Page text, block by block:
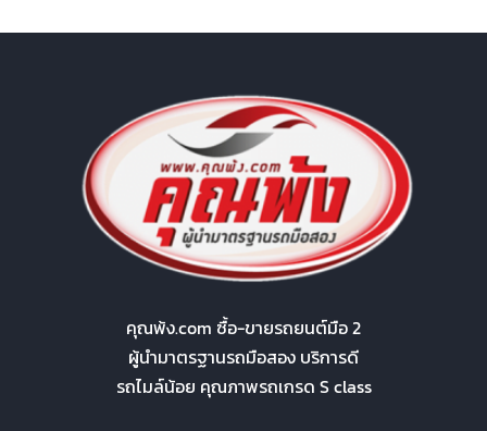
คุณพ้ง.com ซื้อ-ขายรถยนต์มือ 2
ผู้นำมาตรฐานรถมือสอง บริการดี
รถไมล์น้อย คุณภาพรถเกรด S class